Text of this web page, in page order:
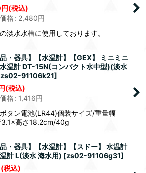
円(税込)
格: 2,480円
淡水水槽に使用しております。
品・器具】【水温計】【GEX】 ミニミニ
温計 DT-15N(コンパクト水中型)(淡水
zs02-91106k21]
(税込)
格: 1,416円
タン電池(LR44)個装サイズ/重量幅
高さ18.2cm/40g
品・器具】【水温計】【スドー】 水温計
計 L(淡水 海水用) [zs02-91106g31]
(税込)